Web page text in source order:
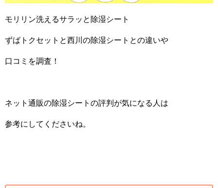
モリリン洗えるサラッと除湿シート
ずばトクセットと西川の除湿シートとの違いや
口コミを調査！
ネット通販の除湿シートの評判が気になる人は
参考にしてくださいね。